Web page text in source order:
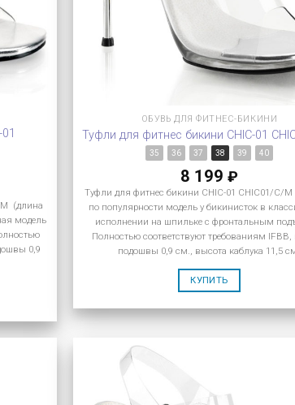
M (длина
модель
0,9
ОБУВЬ ДЛЯ ФИТНЕС-БИКИНИ
Туфли для фитнес бикини CHIC-01
35 36 37 38 39 40
8 199 ₽
Туфли для фитнес бикини CHIC-01 CHIC01/C/M
по популярности модель у бикинисток в
исполнении на шпильке с фронтальным
Полностью соответствуют требованиям IFBB,
подошвы 0,9 см., высота каблука 11,5
КУПИТЬ